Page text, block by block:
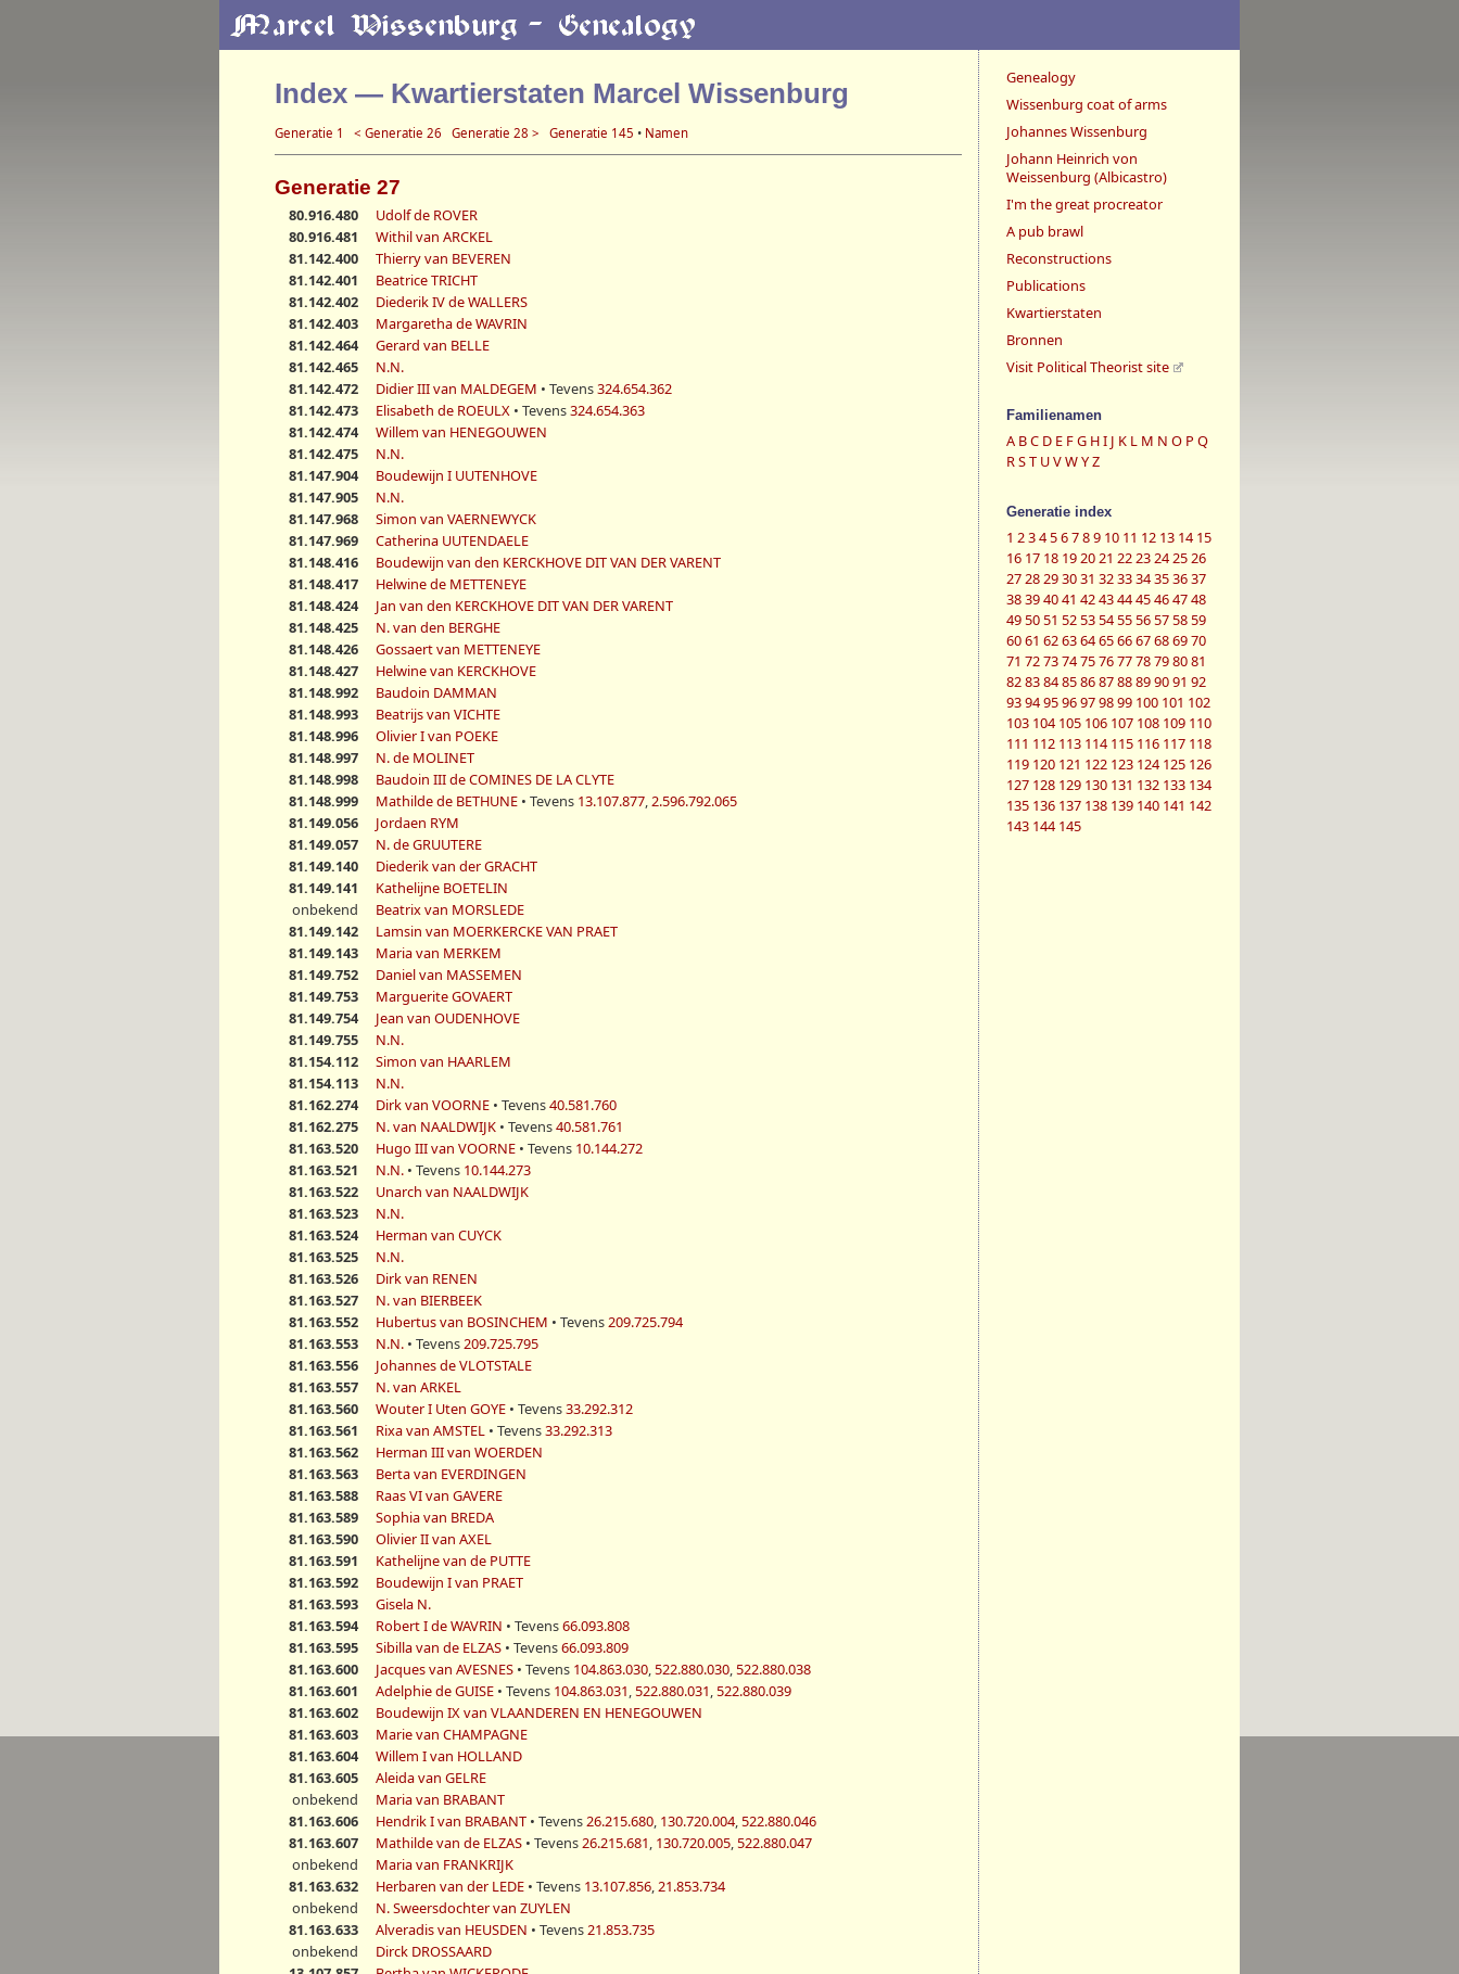
Index — Kwartierstaten Marcel Wissenburg
Generatie 1 < Generatie 26 Generatie 28 > Generatie 145 • Namen
Generatie 27
80.916.480
Udolf de ROVER
80.916.481
Withil van ARCKEL
81.142.400
Thierry van BEVEREN
81.142.401
Beatrice TRICHT
81.142.402
Diederik IV de WALLERS
81.142.403
Margaretha de WAVRIN
81.142.464
Gerard van BELLE
81.142.465
N.N.
81.142.472
Didier III van MALDEGEM • Tevens324.654.362
81.142.473
Elisabeth de ROEULX • Tevens324.654.363
81.142.474
Willem van HENEGOUWEN
81.142.475
N.N.
81.147.904
Boudewijn I UUTENHOVE
81.147.905
N.N.
81.147.968
Simon van VAERNEWYCK
81.147.969
Catherina UUTENDAELE
81.148.416
Boudewijn van den KERCKHOVE DIT VAN DER VARENT
81.148.417
Helwine de METTENEYE
81.148.424
Jan van den KERCKHOVE DIT VAN DER VARENT
81.148.425
N. van den BERGHE
81.148.426
Gossaert van METTENEYE
81.148.427
Helwine van KERCKHOVE
81.148.992
Baudoin DAMMAN
81.148.993
Beatrijs van VICHTE
81.148.996
Olivier I van POEKE
81.148.997
N. de MOLINET
81.148.998
Baudoin III de COMINES DE LA CLYTE
81.148.999
Mathilde de BETHUNE • Tevens 13.107.877,2.596.792.065
81.149.056
Jordaen RYM
81.149.057
N. de GRUUTERE
81.149.140
Diederik van der GRACHT
81.149.141
Kathelijne BOETELIN
onbekend
Beatrix van MORSLEDE
81.149.142
Lamsin van MOERKERCKE VAN PRAET
81.149.143
Maria van MERKEM
81.149.752
Daniel van MASSEMEN
81.149.753
Marguerite GOVAERT
81.149.754
Jean van OUDENHOVE
81.149.755
N.N.
81.154.112
Simon van HAARLEM
81.154.113
N.N.
81.162.274
Dirk van VOORNE • Tevens40.581.760
81.162.275
N. van NAALDWIJK • Tevens40.581.761
81.163.520
Hugo III van VOORNE • Tevens 10.144.272
81.163.521
N.N. • Tevens 10.144.273
81.163.522
Unarch van NAALDWIJK
81.163.523
N.N.
81.163.524
Herman van CUYCK
81.163.525
N.N.
81.163.526
Dirk van RENEN
81.163.527
N. van BIERBEEK
81.163.552
Hubertus van BOSINCHEM • Tevens209.725.794
81.163.553
N.N. • Tevens209.725.795
81.163.556
Johannes de VLOTSTALE
81.163.557
N. van ARKEL
81.163.560
Wouter I Uten GOYE • Tevens33.292.312
81.163.561
Rixa van AMSTEL • Tevens33.292.313
81.163.562
Herman III van WOERDEN
81.163.563
Berta van EVERDINGEN
81.163.588
Raas VI van GAVERE
81.163.589
Sophia van BREDA
81.163.590
Olivier II van AXEL
81.163.591
Kathelijne van de PUTTE
81.163.592
Boudewijn I van PRAET
81.163.593
Gisela N.
81.163.594
Robert I de WAVRIN • Tevens66.093.808
81.163.595
Sibilla van de ELZAS • Tevens66.093.809
81.163.600
Jacques van AVESNES • Tevens 104.863.030,522.880.030,522.880.038
81.163.601
Adelphie de GUISE • Tevens 104.863.031,522.880.031,522.880.039
81.163.602
Boudewijn IX van VLAANDEREN EN HENEGOUWEN
81.163.603
Marie van CHAMPAGNE
81.163.604
Willem I van HOLLAND
81.163.605
Aleida van GELRE
onbekend
Maria van BRABANT
81.163.606
Hendrik I van BRABANT • Tevens26.215.680, 130.720.004,522.880.046
81.163.607
Mathilde van de ELZAS • Tevens26.215.681, 130.720.005,522.880.047
onbekend
Maria van FRANKRIJK
81.163.632
Herbaren van der LEDE • Tevens 13.107.856,21.853.734
onbekend
N. Sweersdochter van ZUYLEN
81.163.633
Alveradis van HEUSDEN • Tevens21.853.735
onbekend
Dirck DROSSAARD
Genealogy
Wissenburg coat of arms
Johannes Wissenburg
Johann Heinrich von
Weissenburg (Albicastro)
I'm the great procreator
A pub brawl
Reconstructions
Publications
Kwartierstaten
Bronnen
Visit Political Theorist site
Familienamen
A BC D E FG HI J K L M N O P Q
RST UVWYZ
Generatie index
1 23456789 10 11 12 13 14 15
16 17 18 192021 2223242526
2728293031 323334353637
38394041 42434445464748
495051 5253545556575859
6061 626364656667686970
71 72737475767778798081
82838485868788899091 92
93949596979899 100 101 102
103 104 105 106 107 108 109 110
111 112 113 114 115 116 117 118
119 120 121 122 123 124 125 126
127 128 129 130 131 132 133 134
135 136 137 138 139 140 141 142
143 144 145